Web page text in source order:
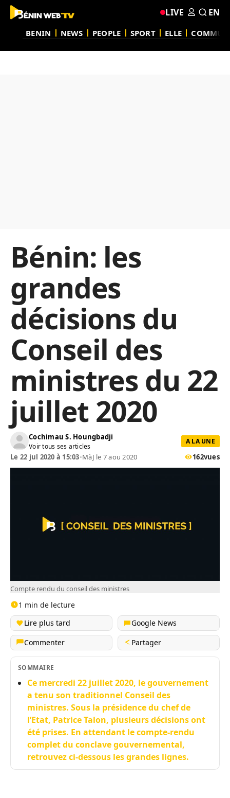
BENIN NEWS PEOPLE SPORT ELLE
LIVE EN
Bénin: les
grandes
décisions du
Conseil des
ministres du 22
juillet 2020
Cochimau S. Houngbadji
Voir tous ses articles
A LA UNE
Le 22 jul 2020 à 15:03•MàJ le 7 aou 2020 162vues
Compte rendu du conseil des ministres
1 min de lecture
Lire plus tard
Google News
Commenter
Partager
SOMMAIRE
Ce mercredi 22 juillet 2020, le gouvernement
a tenu son traditionnel Conseil des
ministres. Sous la présidence du chef de
l’Etat, Patrice Talon, plusieurs décisions ont
été prises. En attendant le compte-rendu
complet du conclave gouvernemental,
retrouvez ci-dessous les grandes lignes.